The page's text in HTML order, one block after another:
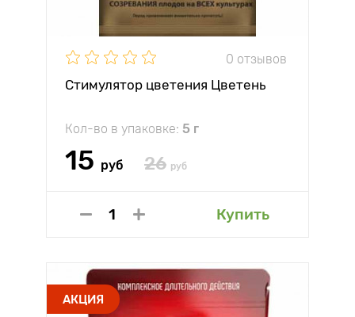
0 отзывов
Стимулятор цветения Цветень
Кол-во в упаковке: 5 г
15 руб 26 руб
Купить
АКЦИЯ